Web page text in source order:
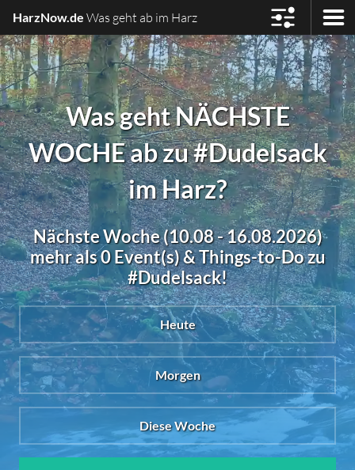
HarzNow.de Was geht ab im Harz
Was geht NÄCHSTE
WOCHE ab zu #Dudelsack
im Harz?
Nächste Woche (10.08 - 16.08.2026)
mehr als 0 Event(s) & Things-to-Do zu
#Dudelsack!
Heute
Morgen
Diese Woche